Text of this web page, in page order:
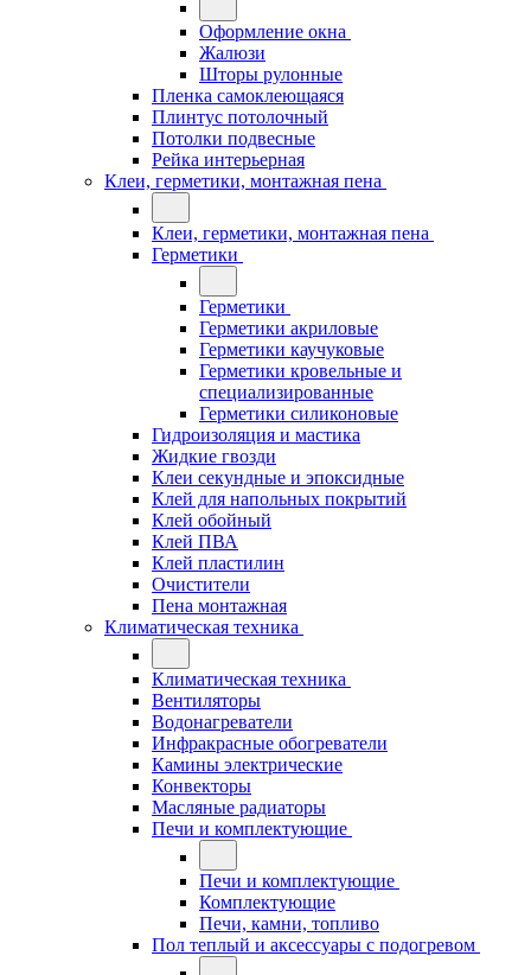
Оформление окна
Жалюзи
Шторы рулонные
Пленка самоклеющаяся
Плинтус потолочный
Потолки подвесные
Рейка интерьерная
Клеи, герметики, монтажная пена
Клеи, герметики, монтажная пена
Герметики
Герметики
Герметики акриловые
Герметики каучуковые
Герметики кровельные и
специализированные
Герметики силиконовые
Гидроизоляция и мастика
Жидкие гвозди
Клеи секундные и эпоксидные
Клей для напольных покрытий
Клей обойный
Клей ПВА
Клей пластилин
Очистители
Пена монтажная
Климатическая техника
Климатическая техника
Вентиляторы
Водонагреватели
Инфракрасные обогреватели
Камины электрические
Конвекторы
Масляные радиаторы
Печи и комплектующие
Печи и комплектующие
Комплектующие
Печи, камни, топливо
Пол теплый и аксессуары с подогревом